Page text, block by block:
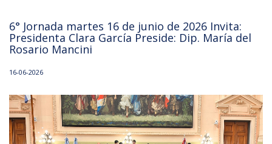
6° Jornada martes 16 de junio de 2026 Invita:
Presidenta Clara García Preside: Dip. María del
Rosario Mancini
16-06-2026